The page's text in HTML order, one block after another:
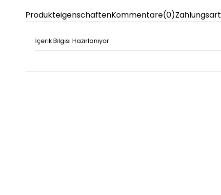
ProdukteigenschaftenKommentare(0)Zahlungsart
İçerik Bilgisi Hazırlanıyor